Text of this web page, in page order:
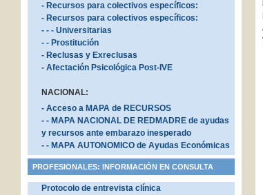
- Recursos para colectivos específicos:
- Recursos para colectivos específicos:
- - - Universitarias
- - Prostitución
- Reclusas y Exreclusas
- Afectación Psicológica Post-IVE
NACIONAL:
- Acceso a MAPA de RECURSOS
- - MAPA NACIONAL DE REDMADRE de ayudas
y recursos ante embarazo inesperado
- - MAPA AUTONOMICO de Ayudas Económicas
PROFESIONALES: INFORMACIÓN EN CONSULTA
Protocolo de entrevista clínica